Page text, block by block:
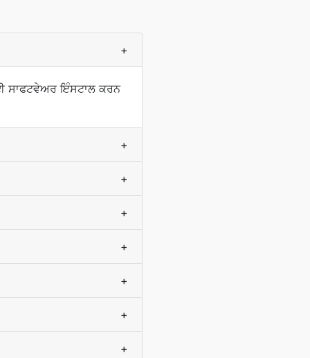
+
ਸਾਫਟਵੇਅਰ ਇੰਸਟਾਲ ਕਰਨ
+
+
+
+
+
+
+